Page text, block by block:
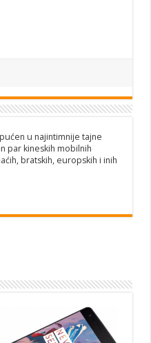
u najintimnije tajne
par kineskih mobilnih
bratskih, europskih i inih